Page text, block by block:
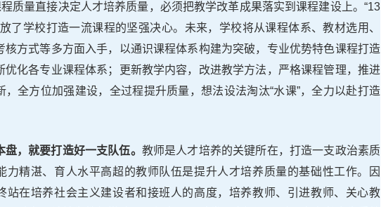
程质量直接决定人才培养质量，必须把教学改革成果落实到课程建设上。“13
了学校打造一流课程的坚强决心。未来，学校将从课程体系、教材选用、
核方式等多方面入手，以通识课程体系构建为突破，专业优势特色课程打造
优化各专业课程体系；更新教学内容，改进教学方法，严格课程管理，推进
，全方位加强建设，全过程提升质量，想法设法淘汰“水课”，全力以赴打造
盘，就要打造好一支队伍。 教师是人才培养的关键所在，打造一支政治素质
力精湛、育人水平高超的教师队伍是提升人才培养质量的基础性工作。因
站在培养社会主义建设者和接班人的高度，培养教师、引进教师、关心教